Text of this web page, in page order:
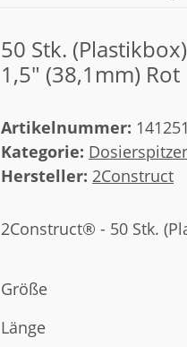
50 Stk.
1,5" (38,1mm) Rot
Artikelnummer:
Kategorie:
Hersteller: 2Construct
2Construct® - 50 Stk.
Größe
Länge